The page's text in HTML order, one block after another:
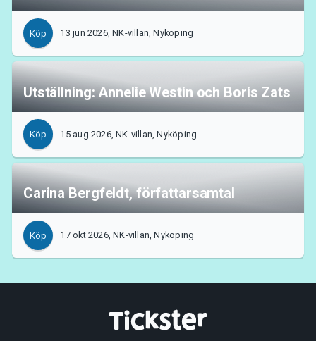
Köp 13 jun 2026, NK-villan, Nyköping
Utställning: Annelie Westin och Boris Zats
Köp 15 aug 2026, NK-villan, Nyköping
Carina Bergfeldt, författarsamtal
Köp 17 okt 2026, NK-villan, Nyköping